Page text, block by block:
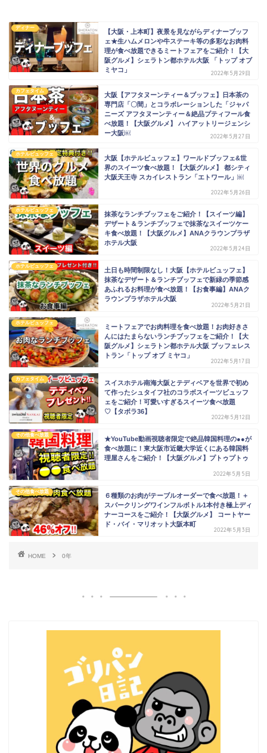
ディナー
【大阪・上本町】夜景を見ながらディナーブッフ
ェ★生ハムメロンや牛ステーキ等の多彩なお肉料
理が食べ放題できるミートフェアをご紹介！【大
阪グルメ】シェラトン都ホテル大阪 「トップ オブ
ミヤコ」
2022年5月29日
カフェタイム
大阪【アフタヌーンティー＆ブッフェ】日本茶の
専門店「〇間」とコラボレーションした「ジャパ
ニーズ アフタヌーンティー＆絶品プティフール食
べ放題！【大阪グルメ】 ハイアットリージェンシ
ー大阪￼
2022年5月27日
ホテルビュッフェ
大阪【ホテルビュッフェ】ワールドブッフェ&世
界のスイーツ食べ放題！【大阪グルメ】 都シティ
大阪天王寺 スカイレストラン「エトワール」￼
2022年5月26日
ホテルビュッフェ
抹茶なランチブッフェをご紹介！【スイーツ編】
デザート＆ランチブッフェで抹茶なスイーツケー
キ食べ放題！【大阪グルメ】ANAクラウンプラザ
ホテル大阪
2022年5月24日
ホテルビュッフェ
土日も時間制限なし！大阪【ホテルビュッフェ】
抹茶なデザート＆ランチブッフェで新緑の季節感
あふれるお料理が食べ放題！【お食事編】ANAク
ラウンプラザホテル大阪
2022年5月21日
ホテルビュッフェ
ミートフェアでお肉料理を食べ放題！お肉好きさ
んにはたまらないランチブッフェをご紹介！【大
阪グルメ】シェラトン都ホテル大阪 ブッフェレス
トラン「トップ オブ ミヤコ」
2022年5月17日
カフェタイム
スイスホテル南海大阪とテディベアを世界で初め
て作ったシュタイフ社のコラボスイーツビュッフ
ェをご紹介！可愛いすぎるスイーツ食べ放題
♡【タボラ36】
2022年5月12日
その他食べ放題
★YouTube動画視聴者限定で絶品韓国料理の●●が
食べ放題に！東大阪市近畿大学近くにある韓国料
理屋さんをご紹介！【大阪グルメ】プトゥプトゥ
2022年5月5日
その他食べ放題
６種類のお肉がテーブルオーダーで食べ放題！＋
スパークリングワインフルボトル1本付き極上ディ
ナーコースをご紹介！【大阪グルメ】 コートヤー
ド・バイ・マリオット大阪本町
2022年5月3日
HOME 0年